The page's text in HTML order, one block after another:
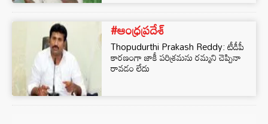
#ఆంధ్రప్రదేశ్
Thopudurthi Prakash Reddy: టీడీపీ
కారణంగా జాకీ పరిశ్రమను రమ్మని చెప్పినా
రావడం లేదు